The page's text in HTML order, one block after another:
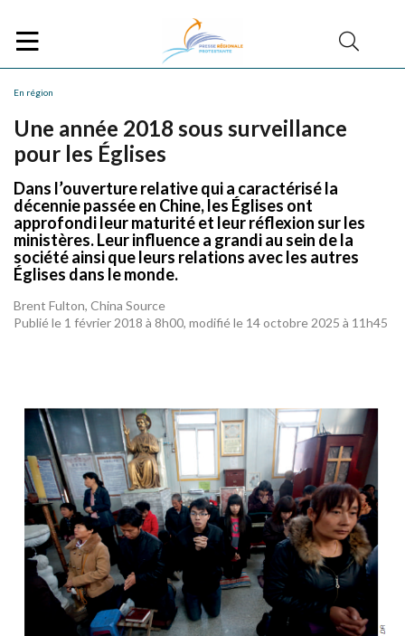
En région
Une année 2018 sous surveillance
pour les Églises
Dans l’ouverture relative qui a caractérisé la
décennie passée en Chine, les Églises ont
approfondi leur maturité et leur réflexion sur les
ministères. Leur influence a grandi au sein de la
société ainsi que leurs relations avec les autres
Églises dans le monde.
Brent Fulton, China Source
Publié le 1 février 2018 à 8h00, modifié le 14 octobre 2025 à 11h45